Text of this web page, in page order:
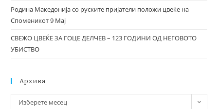
Родина Македонија со руските пријатели положи цвеќе на
Споменикот 9 Мај
СВЕЖО ЦВЕЌЕ ЗА ГОЦЕ ДЕЛЧЕВ – 123 ГОДИНИ ОД НЕГОВОТО
УБИСТВО
Архива
Изберете месец